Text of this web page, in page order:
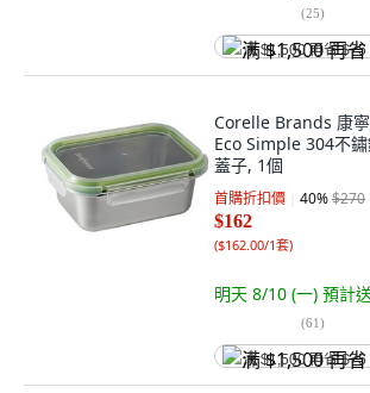
(25)
满 $1,500 再省 $75
Corelle Brands 康
Eco Simple 304不
蓋子, 1個
首購折扣價 40%$270
$162
($162.00/1套)
明天 8/10 (一) 預計
(61)
满 $1,500 再省 $75